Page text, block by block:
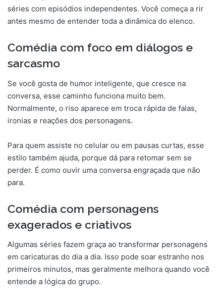
séries com episódios independentes. Você começa a rir
antes mesmo de entender toda a dinâmica do elenco.
Comédia com foco em diálogos e
sarcasmo
Se você gosta de humor inteligente, que cresce na
conversa, esse caminho funciona muito bem.
Normalmente, o riso aparece em troca rápida de falas,
ironias e reações dos personagens.
Para quem assiste no celular ou em pausas curtas, esse
estilo também ajuda, porque dá para retomar sem se
perder. É como ouvir uma conversa engraçada que não
para.
Comédia com personagens
exagerados e criativos
Algumas séries fazem graça ao transformar personagens
em caricaturas do dia a dia. Isso pode soar estranho nos
primeiros minutos, mas geralmente melhora quando você
entende a lógica do grupo.